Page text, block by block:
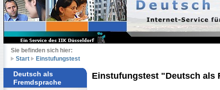
Sie befinden sich hier:
Start
Einstufungstest
Deutsch als
Fremdsprache
Einstufungstest "Deutsch als